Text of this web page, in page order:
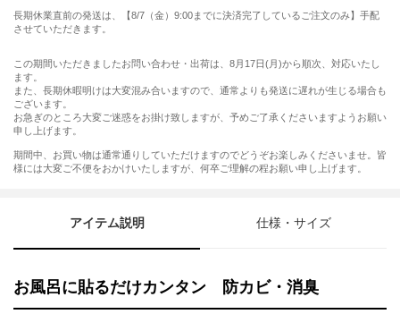
長期休業直前の発送は、【8/7（金）9:00までに決済完了しているご注文のみ】手配
させていただきます。
この期間いただきましたお問い合わせ・出荷は、8月17日(月)から順次、対応いたし
ます。
また、長期休暇明けは大変混み合いますので、通常よりも発送に遅れが生じる場合も
ございます。
お急ぎのところ大変ご迷惑をお掛け致しますが、予めご了承くださいますようお願い
申し上げます。
期間中、お買い物は通常通りしていただけますのでどうぞお楽しみくださいませ。皆
様には大変ご不便をおかけいたしますが、何卒ご理解の程お願い申し上げます。
アイテム説明 仕様・サイズ
お風呂に貼るだけカンタン 防カビ・消臭